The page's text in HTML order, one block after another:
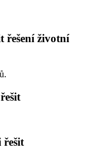
řešení životní
řešit